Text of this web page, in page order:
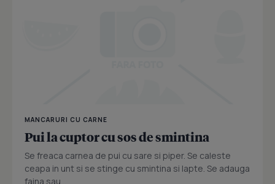
MANCARURI CU CARNE
Pui la cuptor cu sos de smintina
Se freaca carnea de pui cu sare si piper. Se caleste
ceapa in unt si se stinge cu smintina si lapte. Se adauga
faina sau...